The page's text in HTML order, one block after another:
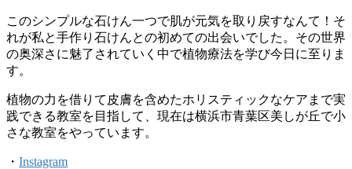
このシンプルな石けん一つで肌が元気を取り戻すなんて！そ
れが私と手作り石けんとの初めての出会いでした。その世界
の奥深さに魅了されていく中で植物療法を学び今日に至りま
す。
植物の力を借りて皮膚を含めたホリスティックなケアまで実
践できる教室を目指して、現在は横浜市青葉区美しが丘で小
さな教室をやっています。
・ Instagram